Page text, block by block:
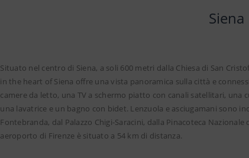
Siena
Situato nel centro di Siena, a soli 600 metri dalla Chiesa di San
in the heart of Siena offre una vista panoramica sulla città e
camere da letto, una TV a schermo piatto con canali satellitari, una
una lavatrice e un bagno con bidet. Lenzuola e asciugamani sono
Fontebranda, dal Palazzo Chigi-Saracini, dalla Pinacoteca
aeroporto di Firenze è situato a 54 km di distanza.